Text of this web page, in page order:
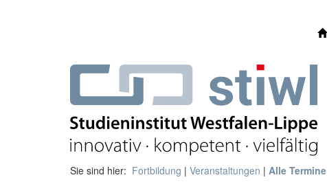
Sie sind hier: Fortbildung | Veranstaltungen | Alle Termine